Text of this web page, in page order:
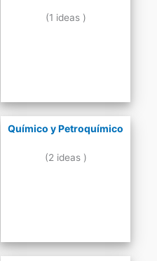
(1 ideas )
Químico y Petroquímico
(2 ideas )